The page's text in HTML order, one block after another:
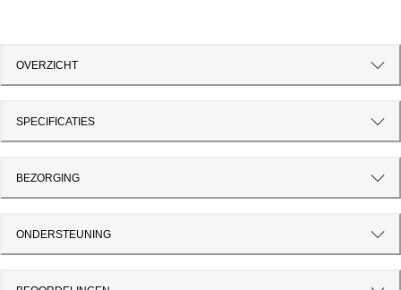
OVERZICHT
SPECIFICATIES
BEZORGING
ONDERSTEUNING